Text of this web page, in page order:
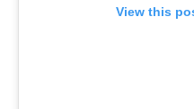
View this